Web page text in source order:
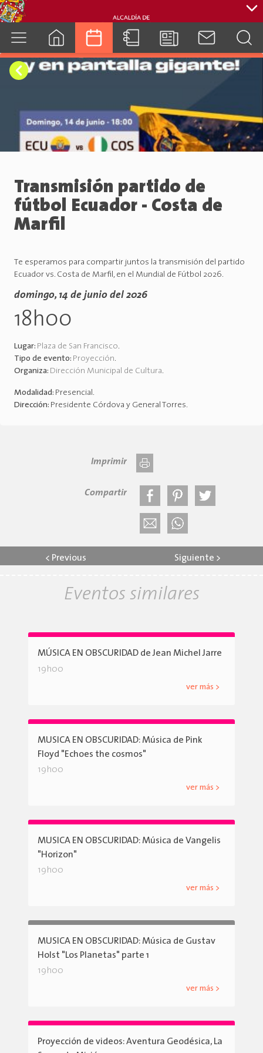
cuenca.gob.ec
Transmisión partido de
fútbol Ecuador - Costa de
Marfil
Te esperamos para compartir juntos la transmisión del partido
Ecuador vs. Costa de Marfil, en el Mundial de Fútbol 2026.
domingo, 14 de junio del 2026
18h00
Lugar: Plaza de San Francisco.
Tipo de evento: Proyección.
Organiza: Dirección Municipal de Cultura.
Modalidad: Presencial.
Dirección: Presidente Córdova y General Torres.
Imprimir
Compartir
< Previous Siguiente >
Eventos similares
MÚSICA EN OBSCURIDAD de Jean Michel Jarre
19h00
ver más >
MUSICA EN OBSCURIDAD: Música de Pink
Floyd "Echoes the cosmos"
19h00
ver más >
MUSICA EN OBSCURIDAD: Música de Vangelis
"Horizon"
19h00
ver más >
MUSICA EN OBSCURIDAD: Música de Gustav
Holst "Los Planetas" parte 1
19h00
ver más >
Proyección de videos: Aventura Geodésica, La